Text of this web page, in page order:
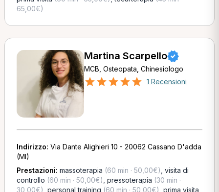
65,00€)
Martina Scarpello
MCB, Osteopata, Chinesiologo
1 Recensioni
Indirizzo: Via Dante Alighieri 10 - 20062 Cassano D'adda
(MI)
Prestazioni: massoterapia (60 min · 50,00€) visita di
controllo (60 min · 50,00€) pressoterapia (30 min ·
30,00€) personal training (60 min · 50,00€) prima visita